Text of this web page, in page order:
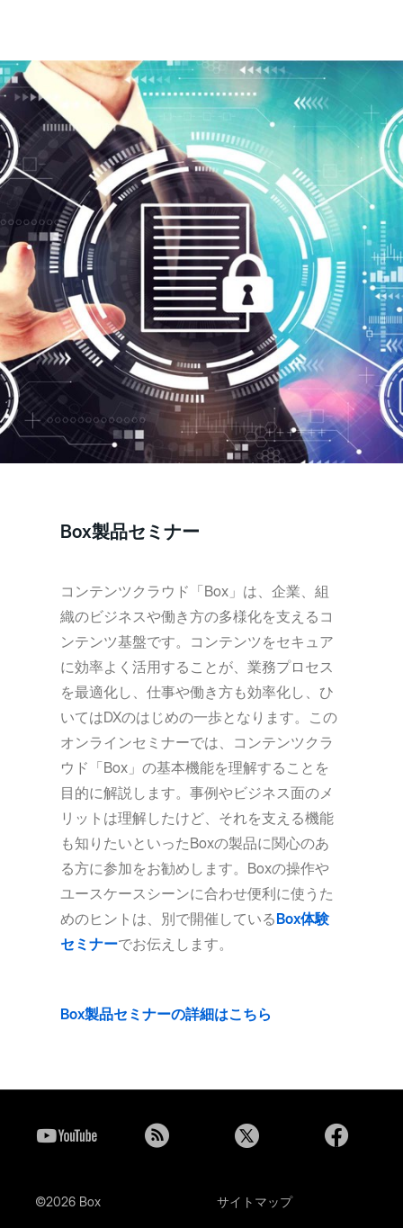
Box製品セミナー
コンテンツクラウド「Box」は、企業、組
織のビジネスや働き方の多様化を支えるコ
ンテンツ基盤です。コンテンツをセキュア
に効率よく活用することが、業務プロセス
を最適化し、仕事や働き方も効率化し、ひ
いてはDXのはじめの一歩となります。この
オンラインセミナーでは、コンテンツクラ
ウド「Box」の基本機能を理解することを
目的に解説します。事例やビジネス面のメ
リットは理解したけど、それを支える機能
も知りたいといったBoxの製品に関心のあ
る方に参加をお勧めします。Boxの操作や
ユースケースシーンに合わせ便利に使うた
めのヒントは、別で開催しているBox体験
セミナーでお伝えします。
Box製品セミナーの詳細はこちら
©2026 Box サイトマップ